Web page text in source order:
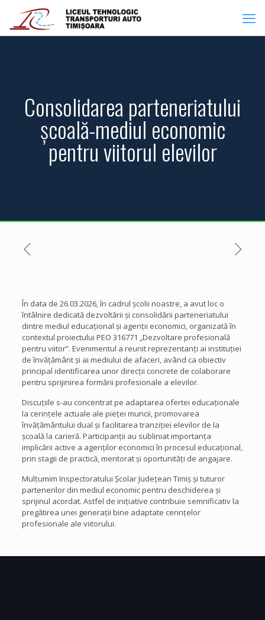
Consolidarea parteneriatului
școală-mediul economic
pentru viitorul elevilor
În data de 26.03.2026, în cadrul școlii noastre, a avut loc o
întâlnire dedicată dezvoltării și consolidării parteneriatului
dintre mediul educațional și agenții economici, organizată în
contextul proiectului PEO 316771 „Dezvoltare profesională
pentru viitor”. Evenimentul a reunit reprezentanți ai instituției
de învățământ și ai mediului de afaceri, având ca obiectiv
principal identificarea unor direcții concrete de colaborare
pentru sprijinirea formării profesionale a elevilor.
Discuțiile s-au concentrat pe adaptarea ofertei educaționale
la cerințele actuale ale pieței muncii, promovarea
învățământului dual și facilitarea tranziției elevilor de la
școală la carieră. Participanții au subliniat importanța
implicării active a agenților economici în procesul educațional,
prin stagii de practică, mentorat și oportunități de angajare.
Mulțumim Inspectoratului Școlar Județean Timiș și tuturor
partenerilor din mediul economic pentru deschiderea și
sprijinul acordat. Astfel de inițiative contribuie semnificativ la
pregătirea unei generații bine adaptate cerințelor
profesionale ale viitorului.